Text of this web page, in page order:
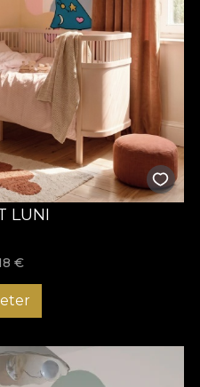
(arta murală și tapetul
(corpurile de iluminat)
absolut. Lumina, forma și
o experiență spațială
Asemenea corpurilor de
și o materialitate subtilă în
sunt concepute pentru a
de bine. Prin această
la intersecția dintre arta
psihologia spațiului,
original, recognoscibil
celebrată prin poezie
LUNI
€